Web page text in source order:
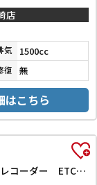
店
気 1500cc
復 無
はこちら
ハイウェイスター VセレクションII ドライブレコーダー ETC バックカメラ サイドカメラ ナビ TV クリアランスソナー オートクルーズコントロール パークアシスト 衝突被害軽減システム 両側電動スライドドア オートライト